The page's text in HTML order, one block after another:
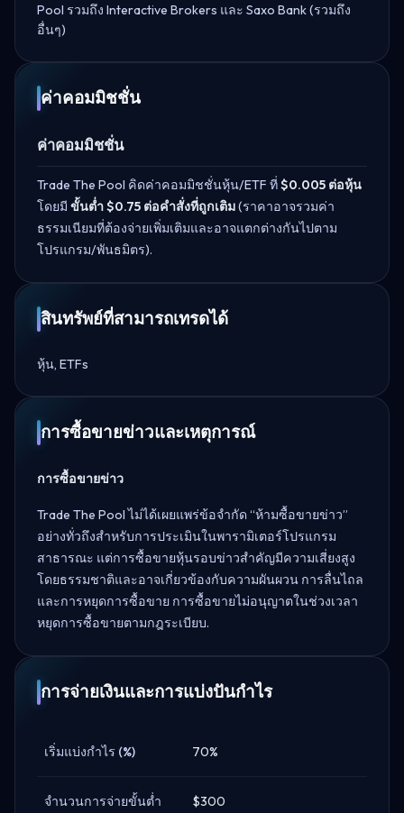
Pool รวมถึง Interactive Brokers และ Saxo Bank (รวมถึง
อื่นๆ)
ค่าคอมมิชชั่น
ค่าคอมมิชชั่น
Trade The Pool คิดค่าคอมมิชชั่นหุ้น/ETF ที่$0.005 ต่อหุ้น
โดยมี ขั้นต่ำ $0.75 ต่อคำสั่งที่ถูกเติม(ราคาอาจรวมค่า
ธรรมเนียมที่ต้องจ่ายเพิ่มเติมและอาจแตกต่างกันไปตาม
โปรแกรม/พันธมิตร).
สินทรัพย์ที่สามารถเทรดได้
หุ้น, ETFs
การซื้อขายข่าวและเหตุการณ์
การซื้อขายข่าว
Trade The Pool ไม่ได้เผยแพร่ข้อจำกัด “ห้ามซื้อขายข่าว”
อย่างทั่วถึงสำหรับการประเมินในพารามิเตอร์โปรแกรม
สาธารณะ แต่การซื้อขายหุ้นรอบข่าวสำคัญมีความเสี่ยงสูง
โดยธรรมชาติและอาจเกี่ยวข้องกับความผันผวน การลื่นไถล
และการหยุดการซื้อขาย การซื้อขายไม่อนุญาตในช่วงเวลา
หยุดการซื้อขายตามกฎระเบียบ.
การจ่ายเงินและการแบ่งปันกำไร
เริ่มแบ่งกำไร (%) 70%
จำนวนการจ่ายขั้นต่ำ $300